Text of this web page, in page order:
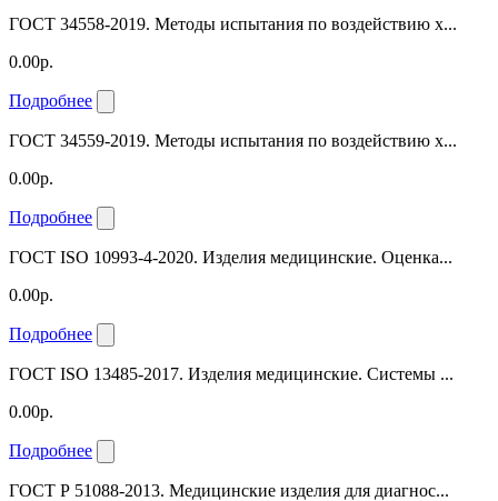
ГОСТ 34558-2019. Методы испытания по воздействию х...
0.00р.
Подробнее
ГОСТ 34559-2019. Методы испытания по воздействию х...
0.00р.
Подробнее
ГОСТ ISO 10993-4-2020. Изделия медицинские. Оценка...
0.00р.
Подробнее
ГОСТ ISO 13485-2017. Изделия медицинские. Системы ...
0.00р.
Подробнее
ГОСТ Р 51088-2013. Медицинские изделия для диагнос...